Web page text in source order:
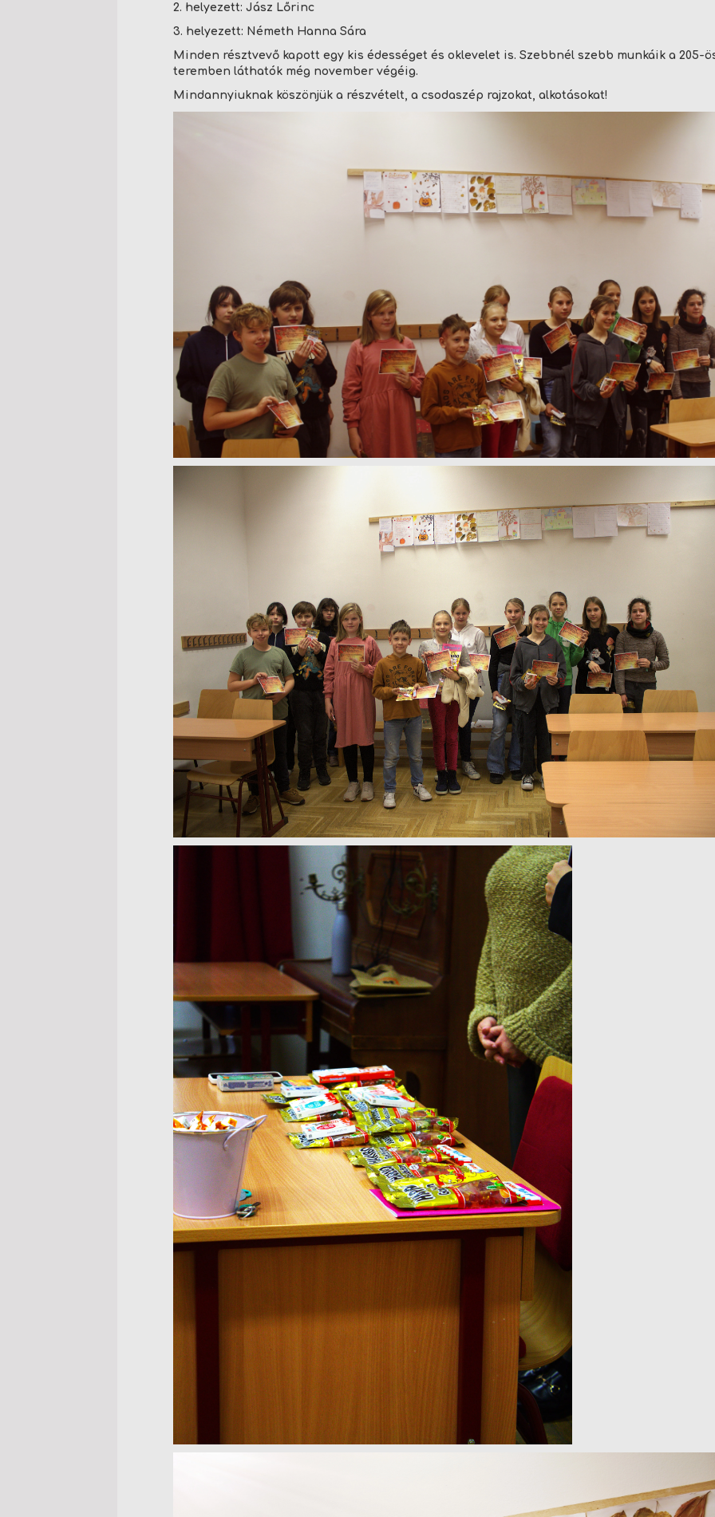
2. helyezett: Jász Lőrinc
3. helyezett: Németh Hanna Sára
Minden résztvevő kapott egy kis édességet és oklevelet is. Szebbnél szebb munkáik a 205-
teremben láthatók még november végéig.
Mindannyiuknak köszönjük a részvételt, a csodaszép rajzokat, alkotásokat!